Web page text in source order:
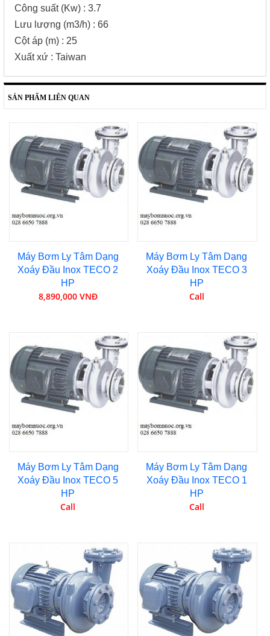
Công suất (Kw) : 3.7
Lưu lượng (m3/h) : 66
Cột áp (m) : 25
Xuất xứ : Taiwan
SẢN PHẨM LIÊN QUAN
Máy Bơm Ly Tâm Dạng
Xoáy Đầu Inox TECO 2
HP
8,890,000 VNĐ
Máy Bơm Ly Tâm Dạng
Xoáy Đầu Inox TECO 3
HP
Call
Máy Bơm Ly Tâm Dạng
Xoáy Đầu Inox TECO 5
HP
Call
Máy Bơm Ly Tâm Dạng
Xoáy Đầu Inox TECO 1
HP
Call